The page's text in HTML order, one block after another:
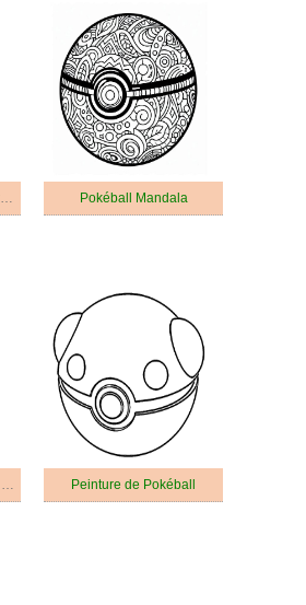
Pokéball Imprimable pour les enfants Pokéball Mandala
Pokéball pour les enfants de 2 an Peinture de Pokéball